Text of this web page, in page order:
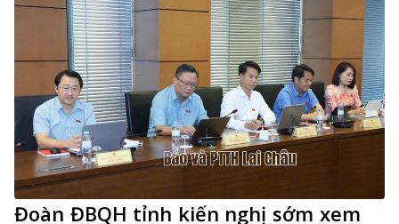
của Viện kiểm sát nhân dân, Tòa án nhân dân và công
tác thi hành án. Đồng chí Sùng A Hồ - Phó Bí thư Tỉnh
ủy, Trưởng Đoàn ĐBQH tỉnh Lai Châu chủ trì phiên
thảo luận tại tổ.
Đoàn ĐBQH tỉnh kiến nghị sớm xem